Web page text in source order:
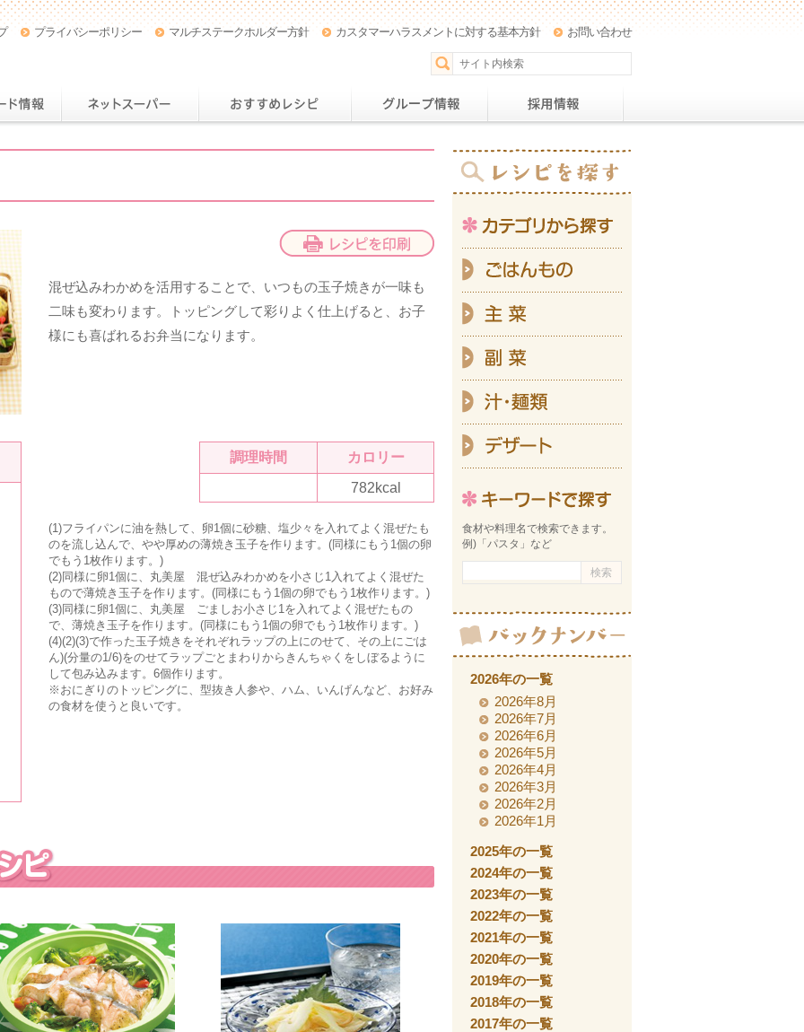
プライバシーポリシー マルチステークホルダー方針 カスタマーハラスメントに対する基本方針 お問い合わせ
混ぜ込みわかめを活用することで、いつもの玉子焼きが一味も
二味も変わります。トッピングして彩りよく仕上げると、お子
様にも喜ばれるお弁当になります。
調理時間
カロリー
782kcal
(1)フライパンに油を熱して、卵1個に砂糖、塩少々を入れてよく混ぜたも
のを流し込んで、やや厚めの薄焼き玉子を作ります。(同様にもう1個の卵
でもう1枚作ります。)
(2)同様に卵1個に、 丸美屋 混ぜ込みわかめを小さじ1入れてよく混ぜた
もので薄焼き玉子を作ります。(同様にもう1個の卵でもう1枚作ります。)
(3)同様に卵1個に、 丸美屋 ごましお小さじ1を入れてよく混ぜたもの
で、薄焼き玉子を作ります。(同様にもう1個の卵でもう1枚作ります。)
(4)(2)(3)で作った玉子焼きをそれぞれラップの上にのせて、その上にごは
ん)(分量の1/6)をのせてラップごとまわりからきんちゃくをしぼるように
して包み込みます。6個作ります。
※おにぎりのトッピングに、型抜き人参や、ハム、いんげんなど、お好み
の食材を使うと良いです。
食材や料理名で検索できます。
例)「パスタ」など
2026年の一覧
2026年8月
2026年7月
2026年6月
2026年5月
2026年4月
2026年3月
2026年2月
2026年1月
2025年の一覧
2024年の一覧
2023年の一覧
2022年の一覧
2021年の一覧
2020年の一覧
2019年の一覧
2018年の一覧
2017年の一覧